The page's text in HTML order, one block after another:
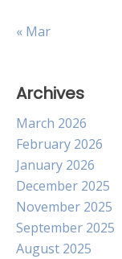
« Mar
Archives
March 2026
February 2026
January 2026
December 2025
November 2025
September 2025
August 2025